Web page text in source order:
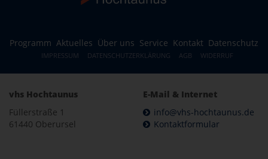
Programm Aktuelles Über uns Service Kontakt Datenschutz
IMPRESSUM DATENSCHUTZERKLÄRUNG AGB WIDERRUF
vhs Hochtaunus
Füllerstraße 1
61440 Oberursel
E-Mail & Internet
info@vhs-hochtaunus.de
Kontaktformular